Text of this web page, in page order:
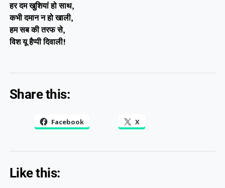
हर दम खुशियां हो साथ,
कभी दमान न हो खाली,
हम सब की तरफ से,
विश यू हैप्पी दिवाली!
Share this:
Facebook X
Like this: